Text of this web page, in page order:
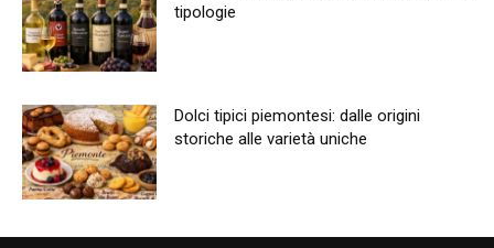
tipologie
Dolci tipici piemontesi: dalle origini
storiche alle varietà uniche